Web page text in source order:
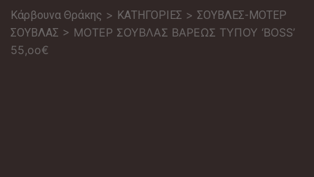
Κάρβουνα Θράκης > ΚΑΤΗΓΟΡΙΕΣ > ΣΟΥΒΛΕΣ-ΜΟΤΕΡ
ΣΟΥΒΛΑΣ > ΜΟΤΕΡ ΣΟΥΒΛΑΣ ΒΑΡΕΩΣ ΤΥΠΟΥ ‘BOSS’
55,oo€